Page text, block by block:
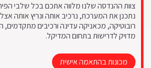
צוות ההנדסה שלנו מלווה אתכם בכל שלבי
נתכנן את המערכת, נרכיב אותה ונריץ אותה
רובוטיקה, מכאניקה עדינה ורכיבים
מדויק לדרישות בתחום המדיקל.
מכונות בהתאמה אישית